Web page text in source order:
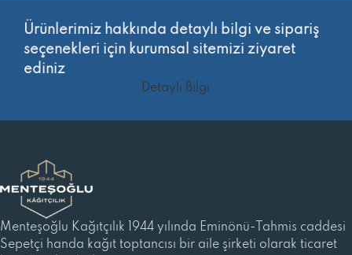
Detaylı Bilgi
Ürünlerimiz hakkında detaylı bilgi ve sipariş
seçenekleri için kurumsal sitemizi ziyaret
ediniz
Menteşoğlu Kağıtçılık 1944 yılında Eminönü-Tahmis caddesi
Sepetçi handa kağıt toptancısı bir aile şirketi olarak ticaret